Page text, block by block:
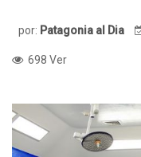
por: Patagonia al Dia
698 Ver